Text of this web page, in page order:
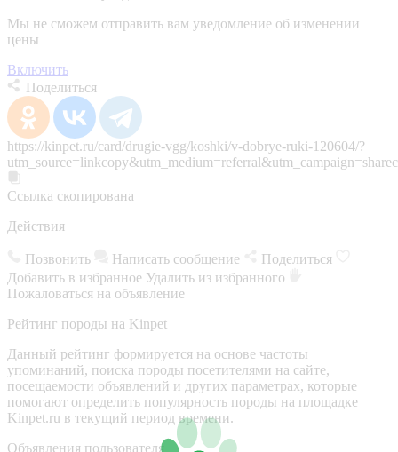
Мы не сможем отправить вам уведомление об изменении
цены
Включить
Поделиться
https://kinpet.ru/card/drugie-vgg/koshki/v-dobrye-ruki-120604/?
Ссылка скопирована
Действия
Позвонить Написать сообщение
Поделиться
Добавить в избранное Удалить из избранного
Пожаловаться на объявление
Рейтинг породы на Kinpet
Данный рейтинг формируется на основе частоты
упоминаний, поиска породы посетителями на сайте,
посещаемости объявлений и других параметрах, которые
помогают определить популярность породы на площадке
Kinpet.ru в текущий период времени.
Объявления пользователя